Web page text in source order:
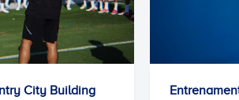
Entrenament previ